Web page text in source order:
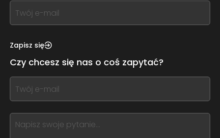
If
you
this,
this
form
field
blank
Zapisz się
Czy chcesz się nas o coś zapytać?
If
you
this,
leave